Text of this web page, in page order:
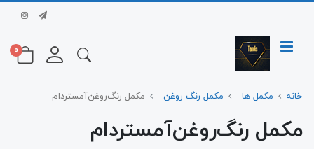
0
خانه مکمل ها مکمل رنگ روغن مکمل رنگ‌روغن‌آمستردام
مکمل رنگ‌روغن‌آمستردام